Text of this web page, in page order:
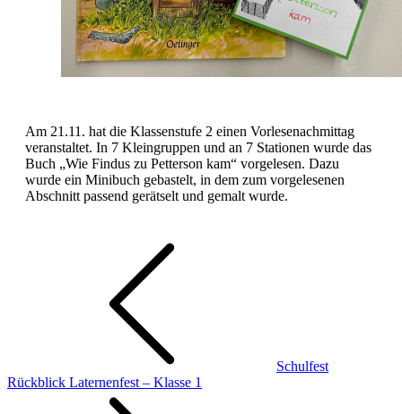
Am 21.11. hat die Klassenstufe 2 einen Vorlesenachmittag
veranstaltet. In 7 Kleingruppen und an 7 Stationen wurde das
Buch „Wie Findus zu Petterson kam“ vorgelesen. Dazu
wurde ein Minibuch gebastelt, in dem zum vorgelesenen
Abschnitt passend gerätselt und gemalt wurde.
Beitragsnavigation
Schulfest
Rückblick Laternenfest – Klasse 1